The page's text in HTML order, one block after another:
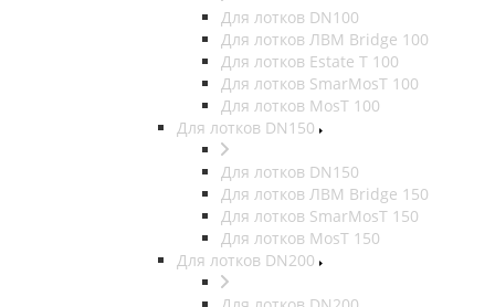
Для лотков DN100
Для лотков ЛВМ Bridge 100
Для лотков Estate T 100
Для лотков SmarMosT 100
Для лотков MosT 100
Для лотков DN150
Для лотков DN150
Для лотков ЛВМ Bridge 150
Для лотков SmarMosT 150
Для лотков MosT 150
Для лотков DN200